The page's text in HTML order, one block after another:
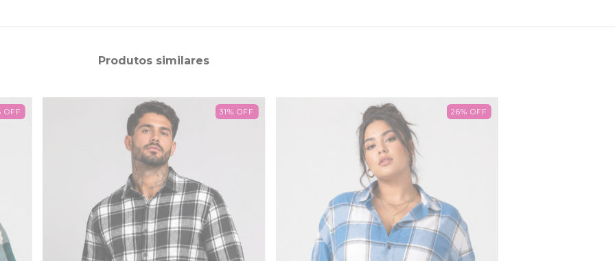
Produtos similares
OFF 31%OFF 26%OFF